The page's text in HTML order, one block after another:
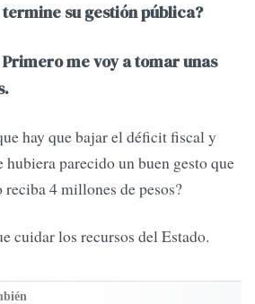
su gestión pública?
me voy a tomar unas
hay que bajar el déficit fiscal y
parecido un buen gesto que
reciba 4 millones de pesos?
cuidar los recursos del Estado.